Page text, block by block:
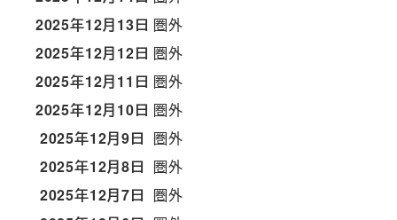
2025年12月13日 圏外
2025年12月12日 圏外
2025年12月11日 圏外
2025年12月10日 圏外
2025年12月9日 圏外
2025年12月8日 圏外
2025年12月7日 圏外